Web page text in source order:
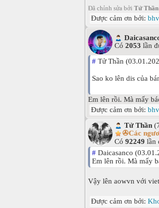
Đã chỉnh sửa bởi Tử Thần
Được cảm ơn bởi:
Có 2053 lần
# Tử Thần
Sao ko lên dis của
Em lên rồi. Mà mấy
Được cảm ơn bởi:
Tử Thần
✇Các
Có 92249 lần
# Daicasanco
Em lên rồi. Mà mấy
Vậy lên aowvn với
Được cảm ơn bởi: